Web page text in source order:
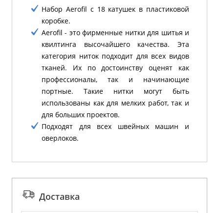
Набор Aerofil с 18 катушек в пластиковой
коробке.
Aerofil - это фирменные нитки для шитья и
квилтинга высочайшего качества. Эта
категория ниток подходит для всех видов
тканей. Их по достоинству оценят как
профессионалы, так и начинающие
портные. Такие нитки могут быть
использованы как для мелких работ, так и
для больших проектов.
Подходят для всех швейных машин и
оверлоков.
Доставка